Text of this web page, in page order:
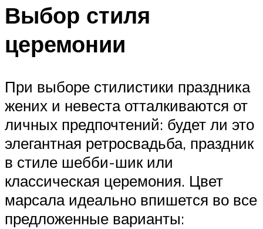
Выбор стиля
церемонии
При выборе стилистики праздника
жених и невеста отталкиваются от
личных предпочтений: будет ли это
элегантная ретросвадьба, праздник
в стиле шебби-шик или
классическая церемония. Цвет
марсала идеально впишется во все
предложенные варианты: